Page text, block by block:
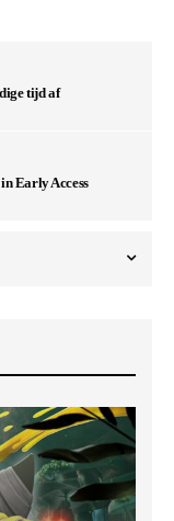
tijd af
Early Access